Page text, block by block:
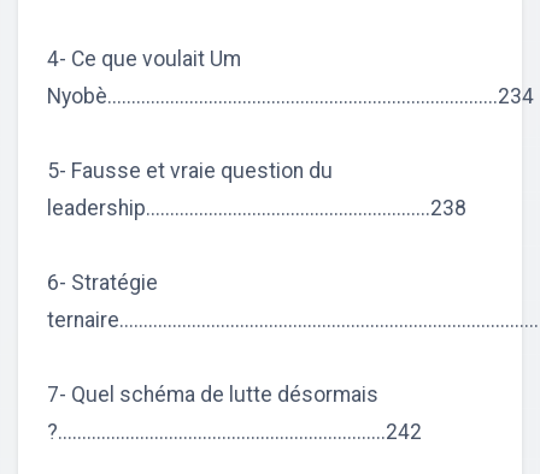
4- Ce que voulait Um
Nyobè.................................................................................234
5- Fausse et vraie question du
leadership...........................................................238
6- Stratégie
7- Quel schéma de lutte désormais
?....................................................................242